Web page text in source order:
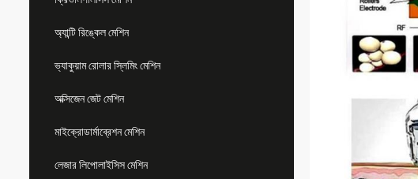
অ্যান্টি রিঙ্কেল মেশিন
ভ্যাকুয়াম রোলার স্লিমিং মেশিন
অক্সিজেন জেট মেশিন
মাইক্রোডার্মাব্রেশন মেশিন
লেজার লিপোলাইসিস মেশিন